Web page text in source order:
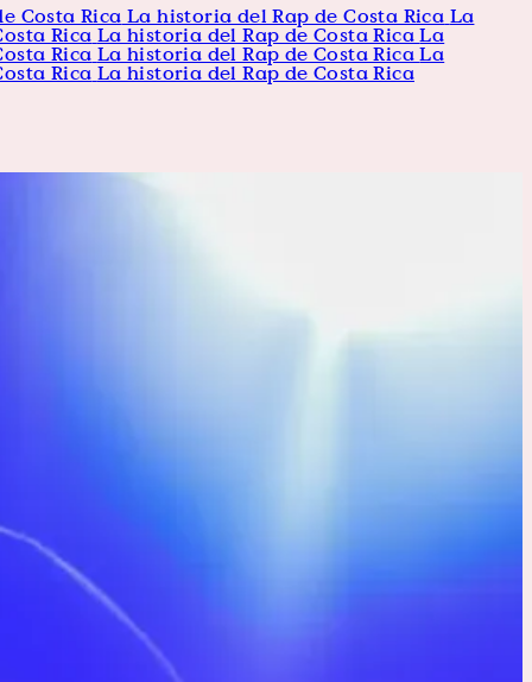
Costa Rica La historia del Rap de Costa Rica La
Rica La historia del Rap de Costa Rica La
Rica La historia del Rap de Costa Rica La
Rica La historia del Rap de Costa Rica